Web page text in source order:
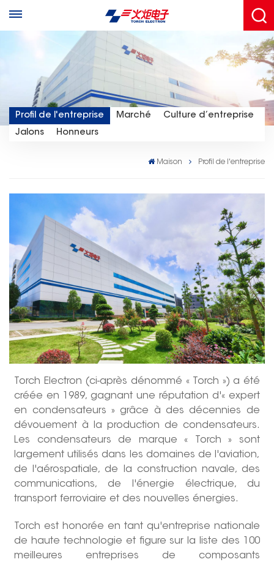
Profil de l'entreprise Marché
Culture d’entreprise
Jalons
Honneurs
Maison Profil de l'entreprise
Torch Electron (ci-après dénommé « Torch ») a été
créée en 1989, gagnant une réputation d'« expert
en condensateurs » grâce à des décennies de
dévouement à la production de condensateurs.
Les condensateurs de marque « Torch » sont
largement utilisés dans les domaines de l'aviation,
de l'aérospatiale, de la construction navale, des
communications, de l'énergie électrique, du
transport ferroviaire et des nouvelles énergies.
Torch est honorée en tant qu'entreprise nationale
de haute technologie et figure sur la liste des 100
meilleures entreprises de composants